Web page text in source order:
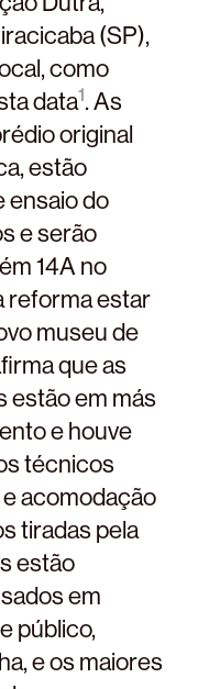
(SP),
como
data1. As
original
estão
ensaio do
e serão
14A no
reforma estar
museu de
que as
estão em más
e houve
técnicos
acomodação
tiradas pela
estão
em
público,
e os maiores